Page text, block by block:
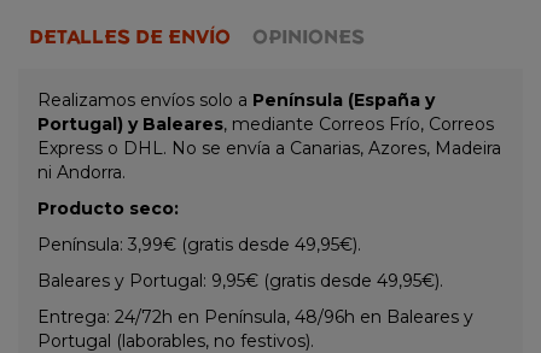
DETALLES DE ENVÍO OPINIONES
Realizamos envíos solo a Península (España y
Portugal) y Baleares, mediante Correos Frío, Correos
Express o DHL. No se envía a Canarias, Azores, Madeira
ni Andorra.
Producto seco:
Península: 3,99€ (gratis desde 49,95€).
Baleares y Portugal: 9,95€ (gratis desde 49,95€).
Entrega: 24/72h en Península, 48/96h en Baleares y
Portugal (laborables, no festivos).